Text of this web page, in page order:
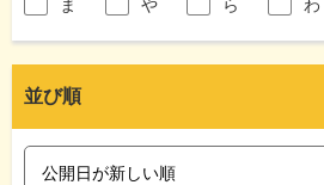
ま
や ら わ
並び順